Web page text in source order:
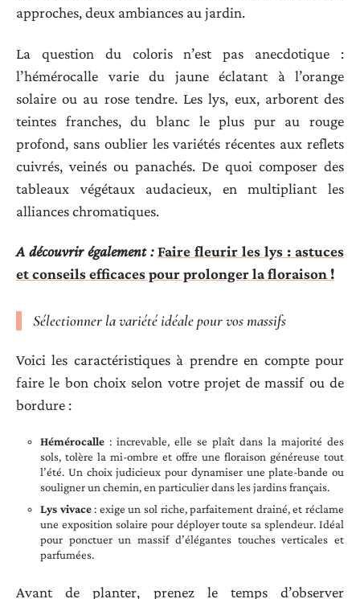
approches, deux ambiances au jardin.
La question du coloris n’est pas anecdotique :
l’hémérocalle varie du jaune éclatant à l’orange
solaire ou au rose tendre. Les lys, eux, arborent des
teintes franches, du blanc le plus pur au rouge
profond, sans oublier les variétés récentes aux reflets
cuivrés, veinés ou panachés. De quoi composer des
tableaux végétaux audacieux, en multipliant les
alliances chromatiques.
A découvrir également : Faire fleurir les lys : astuces
et conseils efficaces pour prolonger la floraison !
Sélectionner la variété idéale pour vos massifs
Voici les caractéristiques à prendre en compte pour
faire le bon choix selon votre projet de massif ou de
bordure :
Hémérocalle : increvable, elle se plaît dans la majorité des
sols, tolère la mi-ombre et offre une floraison généreuse tout
l’été. Un choix judicieux pour dynamiser une plate-bande ou
souligner un chemin, en particulier dans les jardins français.
Lys vivace: exige un sol riche, parfaitement drainé, et réclame
une exposition solaire pour déployer toute sa splendeur. Idéal
pour ponctuer un massif d’élégantes touches verticales et
parfumées.
Avant de planter, prenez le temps d’observer